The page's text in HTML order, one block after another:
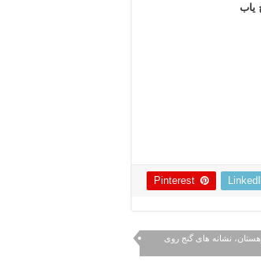
یاب
Pinterest
نشانه های گنج روی